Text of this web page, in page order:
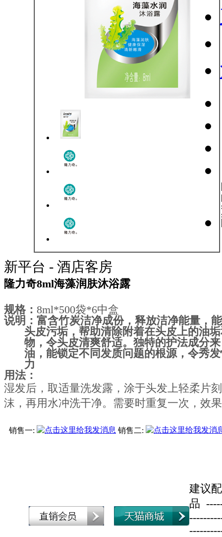
新平台 - 酒店客房
隆力奇8ml海藻润肤沐浴露
规格： 8ml*500袋*6中盒
说明：富含竹炭洁净成份，释放洁净能量，
头皮污垢，帮助清除附着在头皮上的油
物，令头皮清爽舒适。独特的护法成分
油，能锁定不同发质问题的根源，令秀
力
用法：
湿发后，取适量洗发露，涂于头发上轻柔片
沫，再用水冲洗干净。需要时重复一次，效
销售一: 销售二:
建议
品